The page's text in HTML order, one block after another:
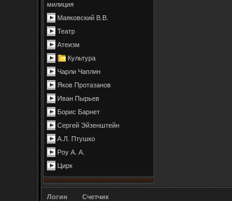
милиция
Маяковский В.В.
Театр
Атеизм
Культура
Чарли Чаплин
Яков Протазанов
Иван Пырьев
Борис Барнет
Сергей Эйзенштейн
А.Л. Птушко
Роу А. А.
Цирк
Логин Счетчик